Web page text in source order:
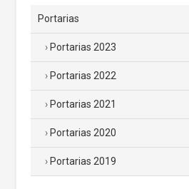
Portarias
Portarias 2023
Portarias 2022
Portarias 2021
Portarias 2020
Portarias 2019